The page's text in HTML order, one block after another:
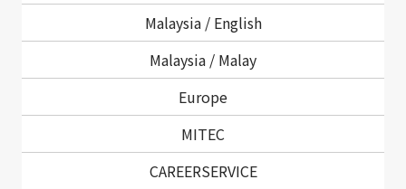
Malaysia / English
Malaysia / Malay
Europe
MITEC
CAREERSERVICE
サポート情報
会社情報についての
お問い合わせ
会社情報、IR情報、サステナビリティ情報につい
てのお問い合わせはこちら